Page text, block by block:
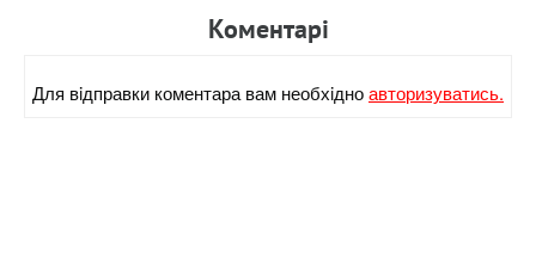
Коментарi
Для вiдправки коментара вам необхiдноавторизуватись.